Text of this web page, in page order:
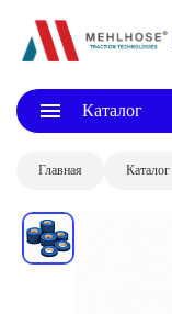
Каталог
Главная Каталог